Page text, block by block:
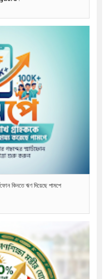
কিনতে ঋণ দিয়েছে পামপে